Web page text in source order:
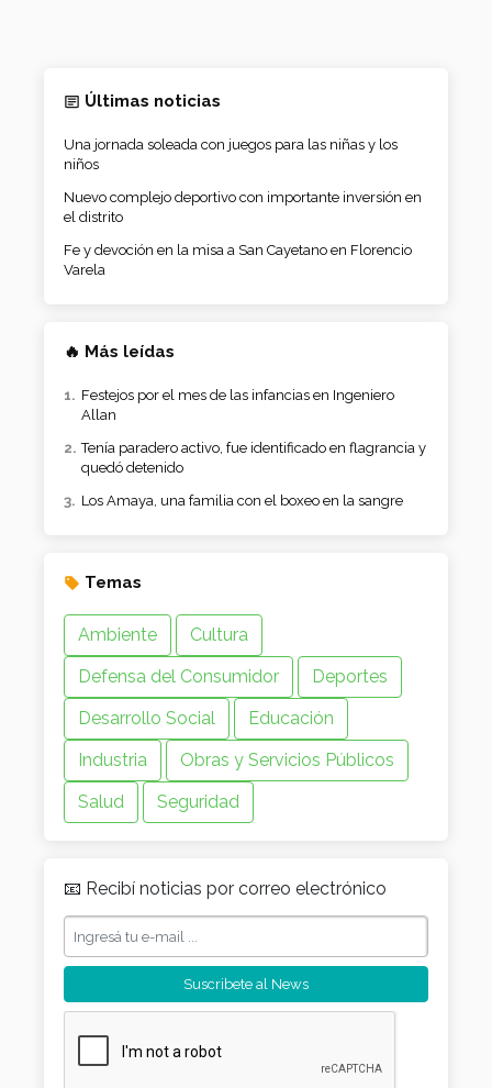
Últimas noticias
Una jornada soleada con juegos para las niñas y los
niños
Nuevo complejo deportivo con importante inversión en
el distrito
Fe y devoción en la misa a San Cayetano en Florencio
Varela
🔥 Más leídas
Festejos por el mes de las infancias en Ingeniero
Allan
Tenía paradero activo, fue identificado en flagrancia y
quedó detenido
Los Amaya, una familia con el boxeo en la sangre
Temas
Ambiente
Cultura
Defensa del Consumidor
Deportes
Desarrollo Social
Educación
Industria
Obras y Servicios Públicos
Salud
Seguridad
📧 Recibí noticias por correo electrónico